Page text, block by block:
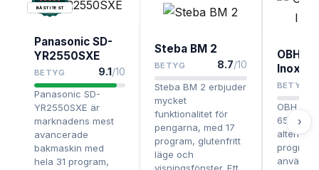
BÄST I TEST
Panasonic SD-
YR2550SXE
BETYG 9.1/10
Panasonic SD-
YR2550SXE är
marknadens mest
avancerade
bakmaskin med
hela 31 program,
Steba BM 2
BETYG 8.7/10
Steba BM 2 erbjuder
mycket
funktionalitet för
pengarna, med 17
program, glutenfritt
läge och
OBH
Inox
BETYG
OBH
6544 är
program
›